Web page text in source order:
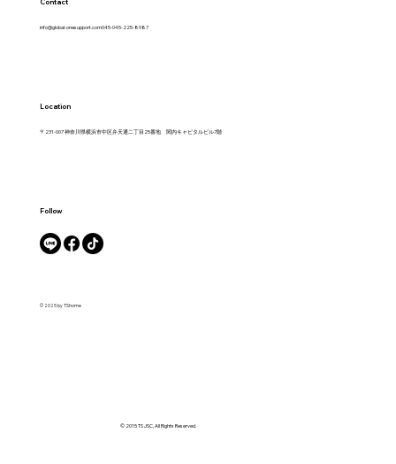
info@global-onesupport.com045-045-225-8987
Location
〒231-007 神奈川県横浜市中区弁天通二丁目25番地 関内キャピタルビル7階
Follow
© 2025 by TShome
© 2015 TS JSC, All Rights Reserved.